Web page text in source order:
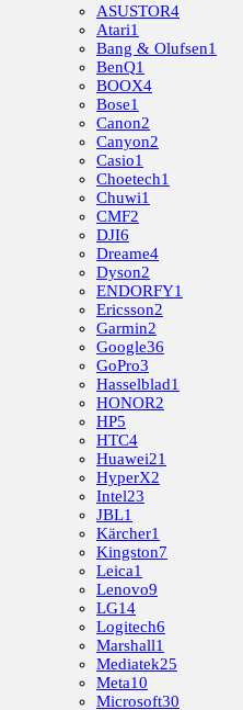
ASUSTOR4
Atari1
Bang & Olufsen1
BenQ1
BOOX4
Bose1
Canon2
Canyon2
Casio1
Choetech1
Chuwi1
CMF2
DJI6
Dreame4
Dyson2
ENDORFY1
Ericsson2
Garmin2
Google36
GoPro3
Hasselblad1
HONOR2
HP5
HTC4
Huawei21
HyperX2
Intel23
JBL1
Kärcher1
Kingston7
Leica1
Lenovo9
LG14
Logitech6
Marshall1
Mediatek25
Meta10
Microsoft30